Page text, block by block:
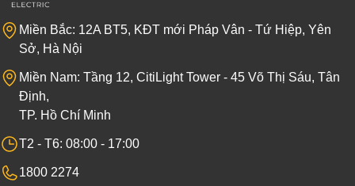
Miền Bắc: 12A BT5, KĐT mới Pháp Vân - Tứ Hiệp, Yên
Sở, Hà Nội
Miền Nam: Tầng 12, CitiLight Tower - 45 Võ Thị Sáu, Tân
Định,
TP. Hồ Chí Minh
T2 - T6: 08:00 - 17:00
1800 2274